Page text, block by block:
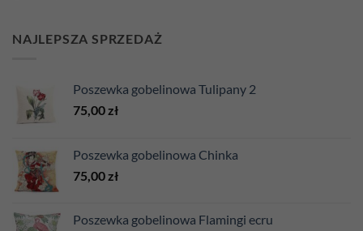
NAJLEPSZA SPRZEDAŻ
Poszewka gobelinowa Tulipany 2
75,00 zł
Poszewka gobelinowa Chinka
75,00 zł
Poszewka gobelinowa Flamingi ecru